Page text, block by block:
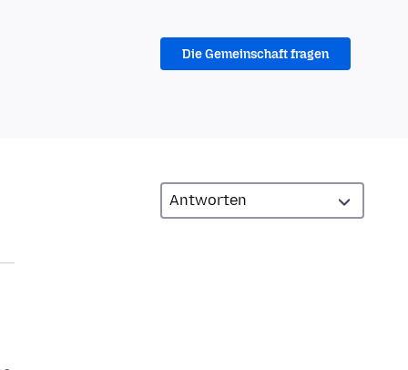
Die Gemeinschaft fragen